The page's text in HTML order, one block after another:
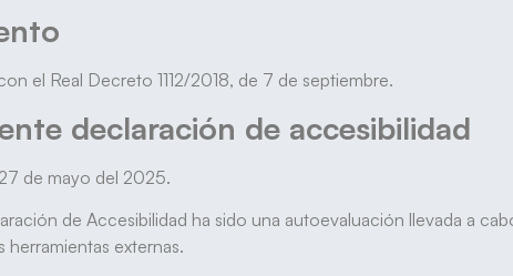
el Real Decreto 1112/2018, de 7 de septiembre.
declaración de accesibilidad
de mayo del 2025.
de Accesibilidad ha sido una autoevaluación llevada a
externas.